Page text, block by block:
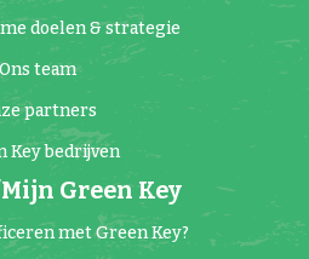
doelen & strategie
Ons team
partners
Key bedrijven
Green Key
met Green Key?